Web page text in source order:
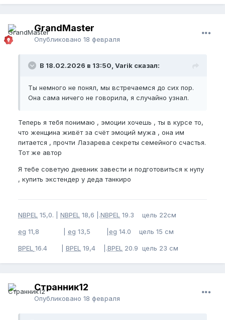
GrandMaster
Опубликовано 18 февраля
В 18.02.2026 в 13:50, Varik сказал:
Ты немного не понял, мы встречаемся до сих пор.
Она сама ничего не говорила, я случайно узнал.
Теперь я тебя понимаю , эмоции хочешь , ты в курсе то,
что женщина живёт за счёт эмоций мужа , она им
питается , прочти Лазарева секреты семейного счастья.
Тот же автор
Я тебе советую дневник завести и подготовиться к нупу
, купить экстендер у деда танкиро
NBPEL 15,0. | NBPEL 18,6 |.NBPEL 19.3 цель 22см
eg 11,8 | eg 13,5 | eg 14.0 цель 15 см
BPEL 16.4 | BPEL 19,4 |.BPEL 20.9 цель 23 см
Странник12
Опубликовано 18 февраля